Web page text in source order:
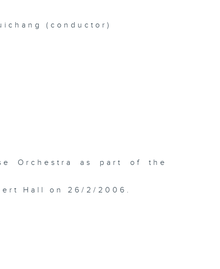
(conductor)
Orchestra as part of the
Hall on 26/2/2006.